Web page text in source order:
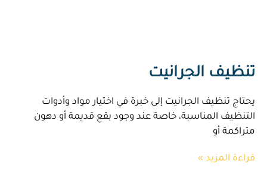
تنظيف الجرانيت
يحتاج تنظيف الجرانيت إلى خبرة في اختيار مواد وأدوات
التنظيف المناسبة، خاصة عند وجود بقع قديمة أو دهون
متراكمة أو
قراءة المزيد »